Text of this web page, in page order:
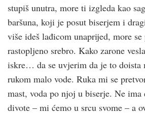
stupiš unutra, more ti izgleda kao
baršuna, koji je posut biserjem i
više ideš lađicom unaprijed, more se
rastopljeno srebro. Kako zarone
iskre… da se uvjerim da je to doista
rukom malo vode. Ruka mi se
mast, voda po njoj u biserje. Ne ima
divote – mi ćemo u srcu svome – a